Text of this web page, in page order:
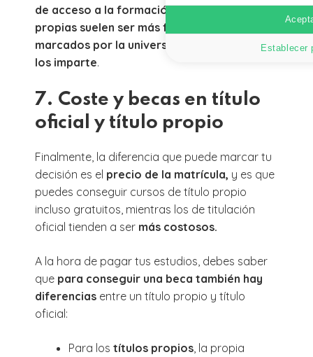
de acceso a la formación de titulaciones
propias suelen ser más flexibles y son
marcados por la universidad o escuela que
los imparte.
7. Coste y becas en título
oficial y título propio
Finalmente, la diferencia que puede marcar tu
decisión es el precio de la matrícula, y es que
puedes conseguir cursos de título propio
incluso gratuitos, mientras los de titulación
oficial tienden a ser más costosos.
A la hora de pagar tus estudios, debes saber
que para conseguir una beca también hay
diferencias entre un título propio y título
oficial:
Para los títulos propios , la propia
Establecer